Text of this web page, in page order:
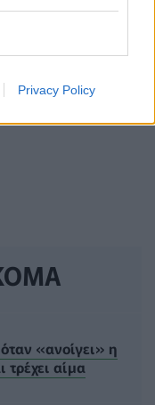
Privacy Policy
«ανοίγει» η
τρέχει αίμα